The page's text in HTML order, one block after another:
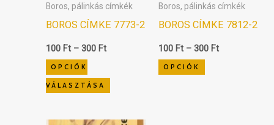
Boros, pálinkás címkék
BOROS CÍMKE 7773-2
100 Ft – 300 Ft
OPCIÓK
VÁLASZTÁSA
a
termékoldalon
választhatók
Boros, pálinkás címkék
BOROS CÍMKE 7812-2
100 Ft – 300 Ft
OPCIÓK
a
termékoldalon
választhatók
ki